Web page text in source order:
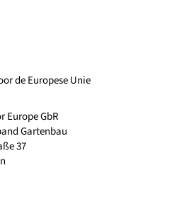
de Europese Unie
Europe GbR
Gartenbau
37